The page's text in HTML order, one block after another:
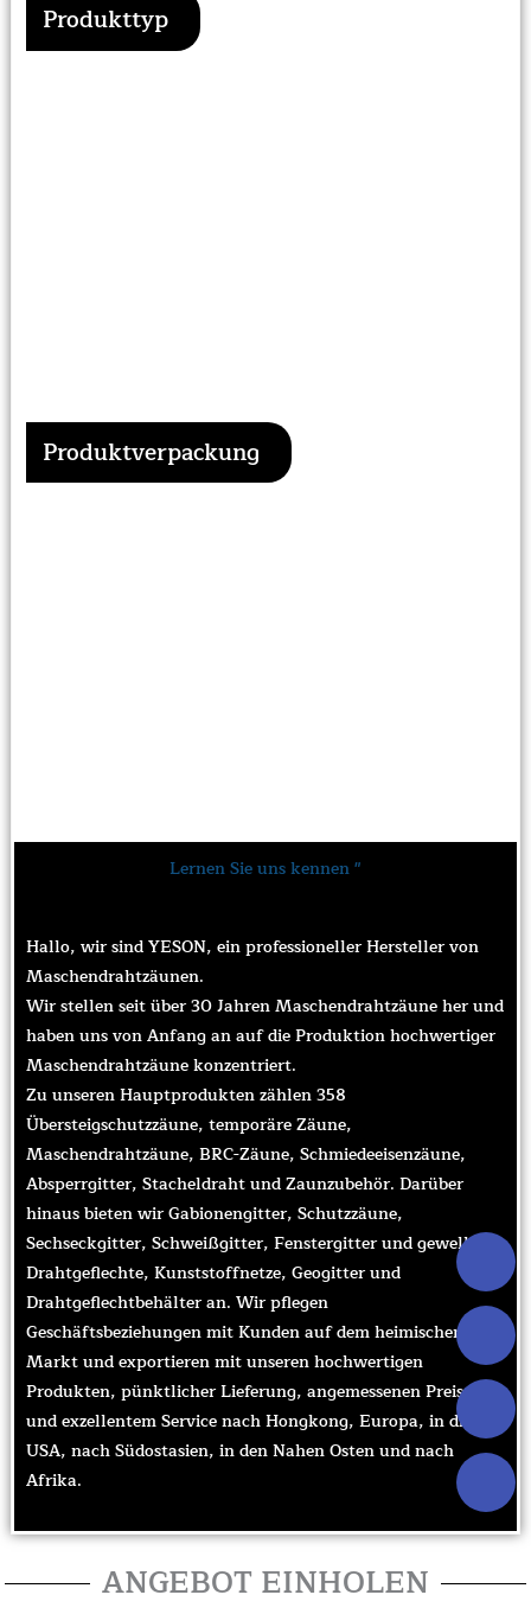
Produkttyp
Produktverpackung
Lernen Sie uns kennen "
Hallo, wir sind YESON, ein professioneller Hersteller von
Maschendrahtzäunen.
Wir stellen seit über 30 Jahren Maschendrahtzäune her und
haben uns von Anfang an auf die Produktion hochwertiger
Maschendrahtzäune konzentriert.
Zu unseren Hauptprodukten zählen 358
Übersteigschutzzäune, temporäre Zäune,
Maschendrahtzäune, BRC-Zäune, Schmiedeeisenzäune,
Absperrgitter, Stacheldraht und Zaunzubehör. Darüber
hinaus bieten wir Gabionengitter, Schutzzäune,
Sechseckgitter, Schweißgitter, Fenstergitter und gewellte
Drahtgeflechte, Kunststoffnetze, Geogitter und
Drahtgeflechtbehälter an. Wir pflegen
Geschäftsbeziehungen mit Kunden auf dem heimischen
Markt und exportieren mit unseren hochwertigen
Produkten, pünktlicher Lieferung, angemessenen Preisen
und exzellentem Service nach Hongkong, Europa, in die
USA, nach Südostasien, in den Nahen Osten und nach
Afrika.
ANGEBOT EINHOLEN